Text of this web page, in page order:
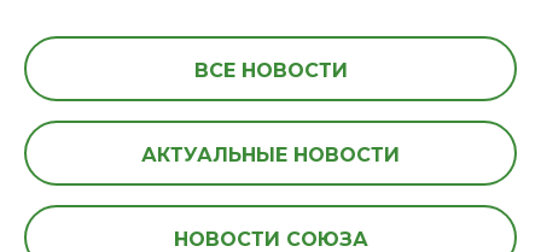
ВСЕ НОВОСТИ
АКТУАЛЬНЫЕ НОВОСТИ
НОВОСТИ СОЮЗА